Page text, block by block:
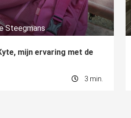
Steegmans
mijn ervaring met de
3 min.